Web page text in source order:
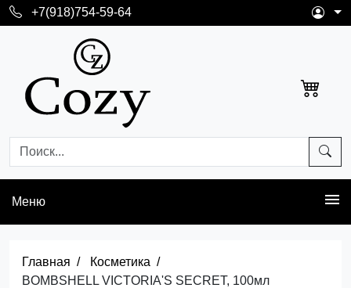
+7(918)754-59-64
Меню
Главная
Косметика
BOMBSHELL VICTORIA'S SECRET, 100мл